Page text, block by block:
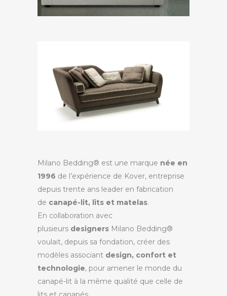
Milano Bedding® est une marque née en
1996 de l’expérience de Kover, entreprise
depuis trente ans leader en fabrication
de canapé-lit, lits et matelas.
En collaboration avec
plusieurs designers Milano Bedding®
voulait, depuis sa fondation, créer des
modèles associant design, confort et
technologie, pour amener le monde du
canapé-lit à la même qualité que celle de